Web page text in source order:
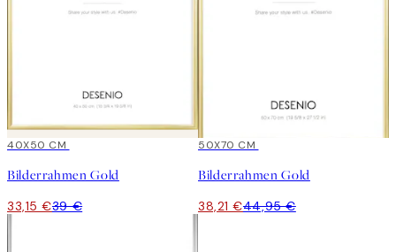
15%*
40X50 CM
Bilderrahmen Gold
33,15 €39 €
15%*
50X70 CM
Bilderrahmen Gold
38,21 €44,95 €